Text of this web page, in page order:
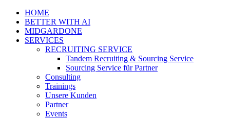
HOME
BETTER WITH AI
MIDGARDONE
SERVICES
RECRUITING SERVICE
Tandem Recruiting & Sourcing Service
Sourcing Service für Partner
Consulting
Trainings
Unsere Kunden
Partner
Events